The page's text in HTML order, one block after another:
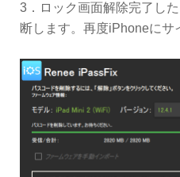
3．ロック画面解除完了し
断します。再度iPhoneにサ